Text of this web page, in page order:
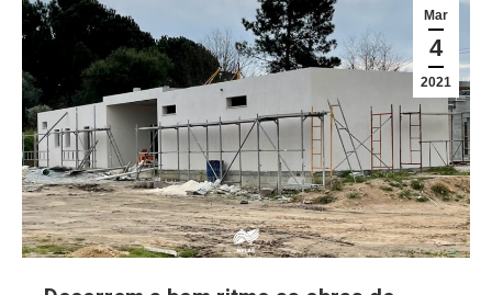
Mar
4
2021